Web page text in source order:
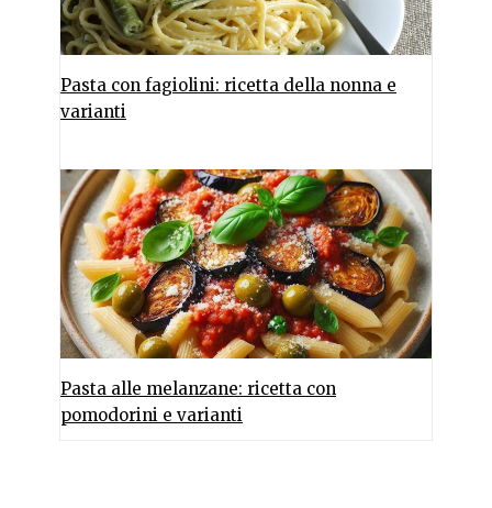
Pasta con fagiolini: ricetta della nonna e
varianti
Pasta alle melanzane: ricetta con
pomodorini e varianti